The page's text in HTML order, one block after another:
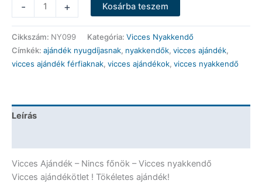
-
Nyakkendő
-
Nincs
főnök
-
mennyiség
+ Kosárba teszem
Cikkszám: NY099 Kategória: Vicces Nyakkendő
Címkék: ajándék nyugdíjasnak, nyakkendők, vicces ajándék,
vicces ajándék férfiaknak, vicces ajándékok, vicces nyakkendő
Leírás
Vicces Ajándék – Nincs főnök – Vicces nyakkendő
Vicces ajándékötlet ! Tökéletes ajándék!